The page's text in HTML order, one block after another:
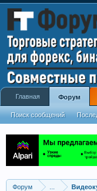
Форум
Главная Форум
Поиск сообщений